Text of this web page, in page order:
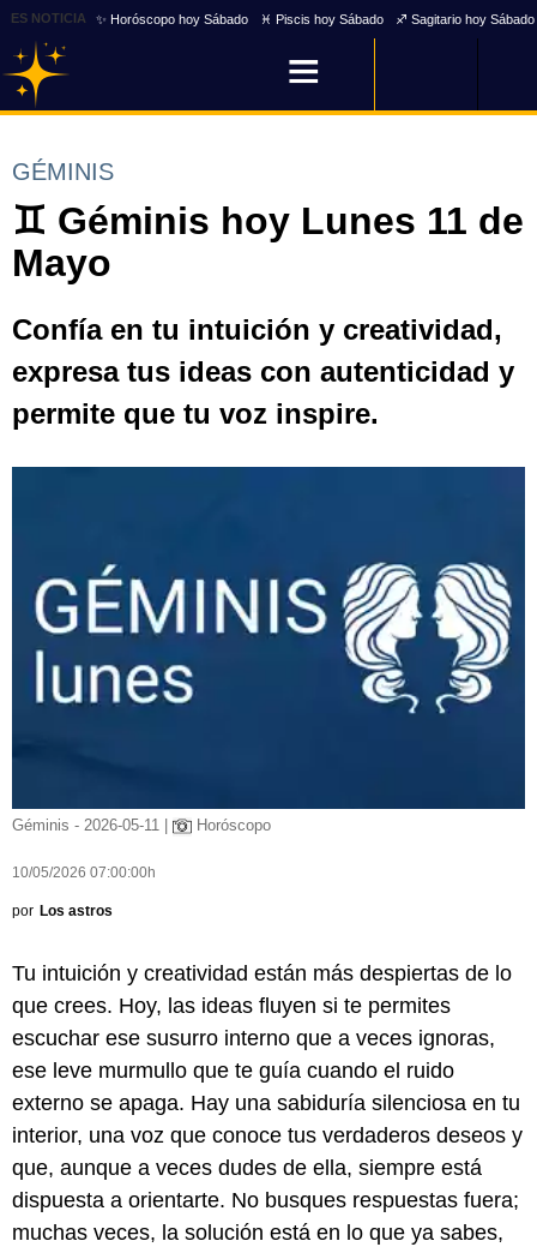
ES NOTICIA ✨ Horóscopo hoy Sábado ♓ Piscis hoy Sábado ♐ Sagitario hoy Sábado
GÉMINIS
♊ Géminis hoy Lunes 11 de
Mayo
Confía en tu intuición y creatividad,
expresa tus ideas con autenticidad y
permite que tu voz inspire.
Géminis - 2026-05-11 | Horóscopo
10/05/2026 07:00:00h
por Los astros
Tu intuición y creatividad están más despiertas de lo
que crees. Hoy, las ideas fluyen si te permites
escuchar ese susurro interno que a veces ignoras,
ese leve murmullo que te guía cuando el ruido
externo se apaga. Hay una sabiduría silenciosa en tu
interior, una voz que conoce tus verdaderos deseos y
que, aunque a veces dudes de ella, siempre está
dispuesta a orientarte. No busques respuestas fuera;
muchas veces, la solución está en lo que ya sabes,